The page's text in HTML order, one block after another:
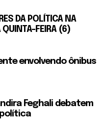
DA POLÍTICA NA
QUINTA-FEIRA (6)
envolvendo ônibus
Feghali debatem